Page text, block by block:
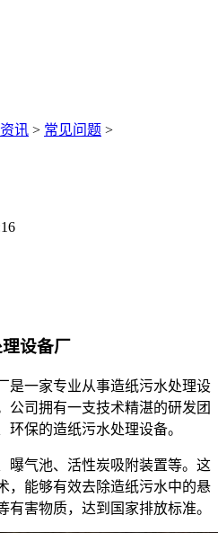
讯 > 常见问题 >
设备厂
是一家专业从事造纸污水处理设
公司拥有一支技术精湛的研发团
环保的造纸污水处理设备。
曝气池、活性炭吸附装置等。这
，能够有效去除造纸污水中的悬
害物质，达到国家排放标准。